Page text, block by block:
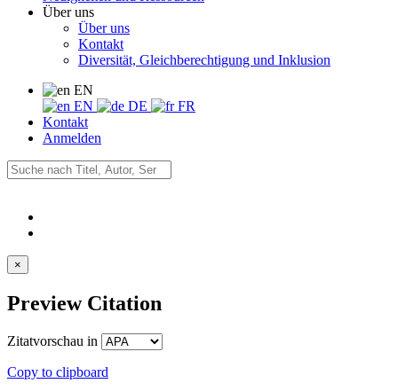
Über uns
Über uns
Kontakt
Diversität, Gleichberechtigung und Inklusion
EN
EN
DE
FR
Kontakt
Anmelden
×
Preview Citation
Zitatvorschau in
Copy to clipboard